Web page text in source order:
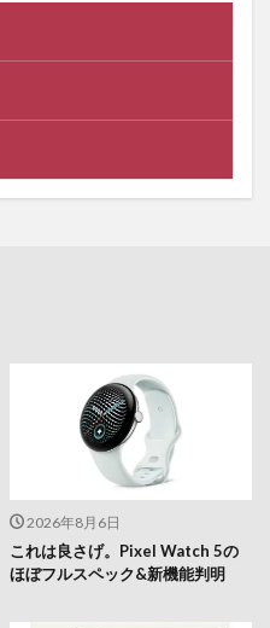
2026年8月6日
これは良さげ。Pixel Watch 5の
ほぼフルスペック&新機能判明